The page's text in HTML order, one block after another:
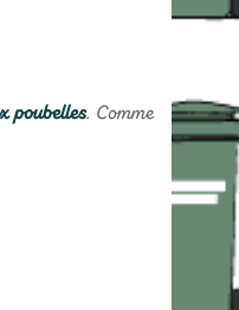
poubelles. Comme